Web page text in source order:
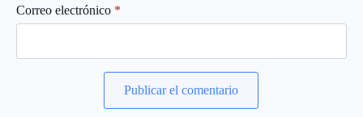
Correo electrónico *